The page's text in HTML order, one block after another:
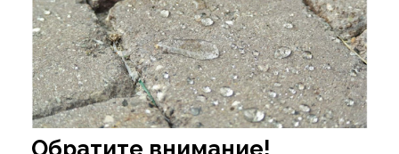
Обратите внимание!